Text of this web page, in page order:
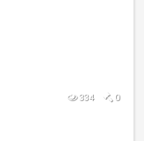
334 0